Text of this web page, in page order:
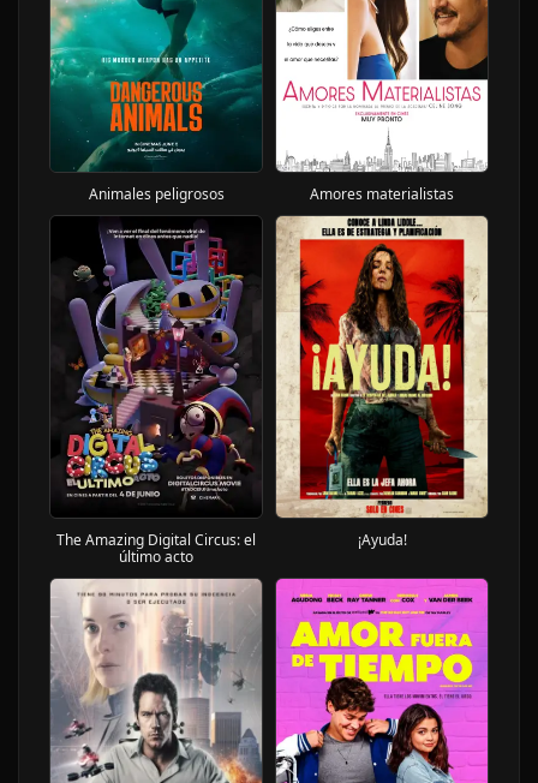
Animales peligrosos Amores materialistas
The Amazing Digital Circus: el
último acto
¡Ayuda!